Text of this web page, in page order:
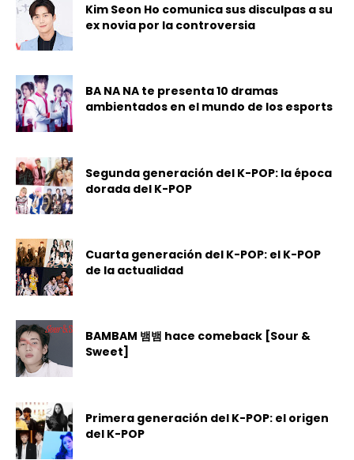
Kim Seon Ho comunica sus disculpas a su
ex novia por la controversia
BA NA NA te presenta 10 dramas
ambientados en el mundo de los esports
Segunda generación del K-POP: la época
dorada del K-POP
Cuarta generación del K-POP: el K-POP
de la actualidad
BAMBAM 뱀뱀 hace comeback [Sour &
Sweet]
Primera generación del K-POP: el origen
del K-POP